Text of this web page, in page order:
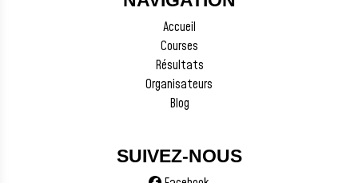
Accueil
Courses
Résultats
Organisateurs
Blog
SUIVEZ-NOUS